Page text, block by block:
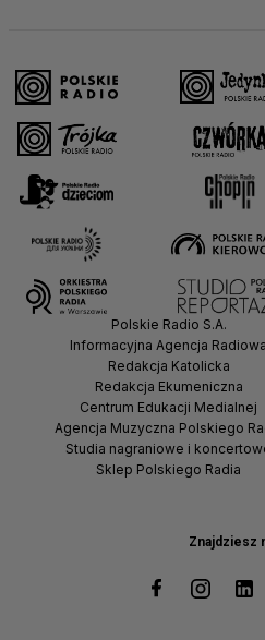
Znajdziesz
Polskie Radio S.A.
Informacyjna Agencja Radiowa
Redakcja Katolicka
Redakcja Ekumeniczna
Centrum Edukacji Medialnej
Agencja Muzyczna Polskiego
Studia nagraniowe i
Sklep Polskiego Radia